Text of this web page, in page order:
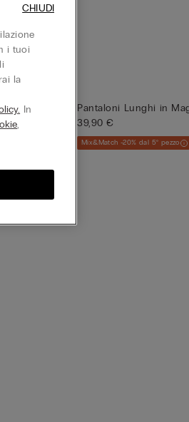
Pantaloni Lunghi in
39,90 €
Mix&Match -20% dal 5° pezzo
i tuoi
la
In
,
CHIUDI